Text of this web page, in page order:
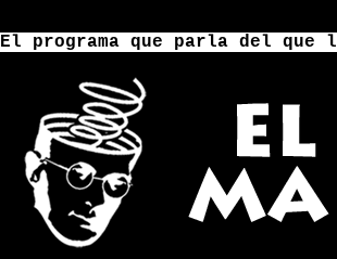
El programa que parla del